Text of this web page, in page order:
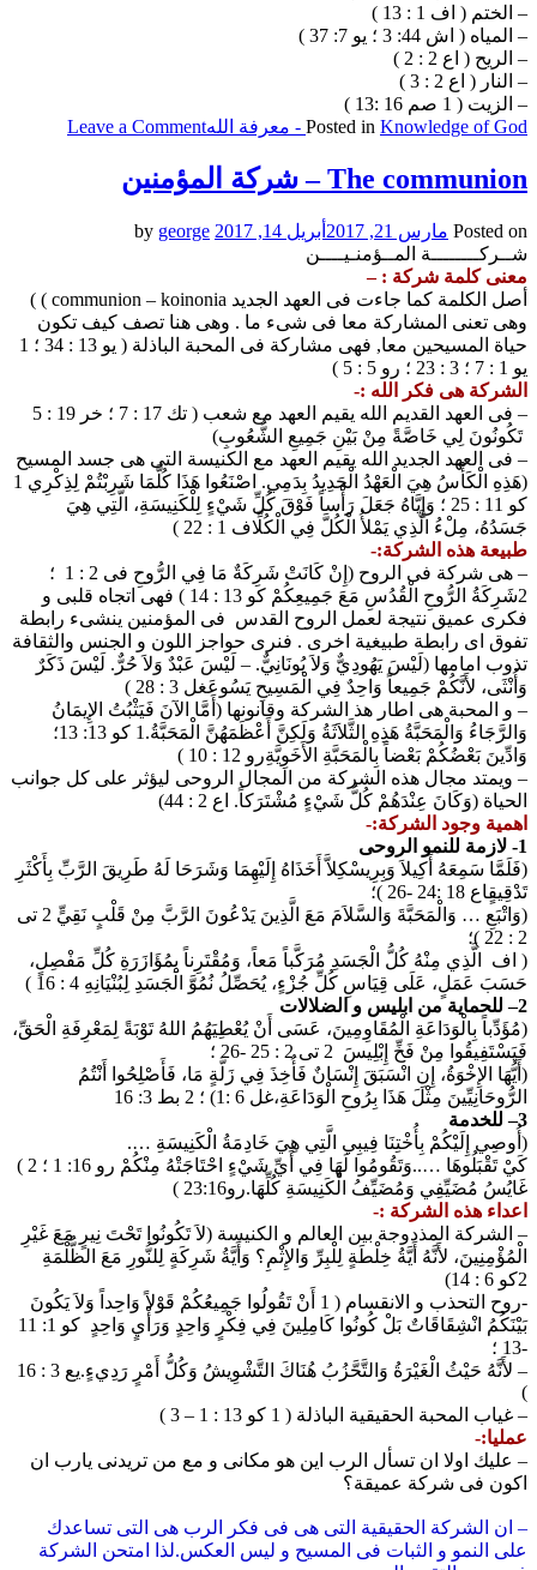
– الختم ( اف 1 : 13 )
– المياه ( اش 44: 3 ؛ يو 7: 37 )
– الريح ( اع 2 : 2 )
– النار ( اع 2 : 3 )
– الزيت ( 1 صم 16 :13 )
Posted in Knowledge of God - معرفة الله Leave a Comment
on
The communion – شركة المؤمنين
Posted on مارس 21, 2017 أبريل 14, 2017
george
شــركــــــــة المــؤمنـيــــن
معنى كلمة شركة : –
أصل الكلمة كما جاءت فى العهد الجديد communion – koinonia ) )
وهى تعنى المشاركة معا فى شىء ما . وهى هنا تصف كيف تكون
حياة المسيحين معا, فهى مشاركة فى المحبة الباذلة ( يو 13 : 34 ؛ 1
يو 1 : 7 ؛ 3 : 23 ؛ رو 5 : 5 )
الشركة هى فكر الله :-
– فى العهد القديم الله يقيم العهد مع شعب ( تك 17 : 7 ؛ خر 19 : 5
تَكُونُونَ لِي خَاصَّةً مِنْ بَيْنِ جَمِيعِ الشُّعُوبِ)
– فى العهد الجديد الله يقيم العهد مع الكنيسة التى هى جسد المسيح
(هَذِهِ الْكَأْسُ هِيَ الْعَهْدُ الْجَدِيدُ بِدَمِي. اصْنَعُوا هَذَا كُلَّمَا شَرِبْتُمْ لِذِكْرِي 1
كو 11 : 25 ؛ وَإِيَّاهُ جَعَلَ رَأْساً فَوْقَ كُلِّ شَيْءٍ لِلْكَنِيسَةِ، الَّتِي هِيَ
جَسَدُهُ، مِلْءُ الَّذِي يَمْلأُ الْكُلَّ فِي الْكُلِّاف 1 : 22 )
طبيعة هذه الشركة:-
– هى شركة فى الروح (إِنْ كَانَتْ شَرِكَةٌ مَا فِي الرُّوحِ فى 2 : 1 ؛
2شَرِكَةُ الرُّوحِ الْقُدُسِ مَعَ جَمِيعِكُمْ كو 13 : 14 ) فهى اتجاه قلبى و
فكرى عميق نتيجة لعمل الروح القدس فى المؤمنين ينشىء رابطة
تفوق اى رابطة طبيغية اخرى . فنرى حواجز اللون و الجنس والثقافة
تذوب امامها (لَيْسَ يَهُودِيٌّ وَلاَ يُونَانِيٌّ. – لَيْسَ عَبْدٌ وَلاَ حُرٌّ. لَيْسَ ذَكَرٌ
وَأُنْثَى، لأَنَّكُمْ جَمِيعاً وَاحِدٌ فِي الْمَسِيحِ يَسُوعَغل 3 : 28 )
– و المحبة هى اطار هذ الشركة وقانونها (أَمَّا الآنَ فَيَثْبُتُ الإِيمَانُ
وَالرَّجَاءُ وَالْمَحَبَّةُ هَذِهِ الثَّلاَثَةُ وَلَكِنَّ أَعْظَمَهُنَّ الْمَحَبَّةُ.1 كو 13: 13؛
وَادِّينَ بَعْضُكُمْ بَعْضاً بِالْمَحَبَّةِ الأَخَوِيَّةِرو 12 : 10 )
– ويمتد مجال هذه الشركة من المجال الروحى ليؤثر على كل جوانب
الحياة (وَكَانَ عِنْدَهُمْ كُلُّ شَيْءٍ مُشْتَرَكاً. اع 2 : 44)
اهمية وجود الشركة:-
1- لازمة للنمو الروحى
(فَلَمَّا سَمِعَهُ أَكِيلاَ وَبِرِيسْكِلاَّ أَخَذَاهُ إِلَيْهِمَا وَشَرَحَا لَهُ طَرِيقَ الرَّبِّ بِأَكْثَرِ
تَدْقِيقٍاع 18 :24 -26 )؛
(وَاتْبَعِ … وَالْمَحَبَّةَ وَالسَّلاَمَ مَعَ الَّذِينَ يَدْعُونَ الرَّبَّ مِنْ قَلْبٍ نَقِيٍّ 2 تى
2 : 22 )؛
( اف الَّذِي مِنْهُ كُلُّ الْجَسَدِ مُرَكَّباً مَعاً، وَمُقْتَرِناً بِمُؤَازَرَةِ كُلِّ مَفْصِلٍ،
حَسَبَ عَمَلٍ، عَلَى قِيَاسِ كُلِّ جُزْءٍ، يُحَصِّلُ نُمُوَّ الْجَسَدِ لِبُنْيَانِهِ 4 : 16 )
2– للحماية من ابليس و الضلالات
(مُؤَدِّباً بِالْوَدَاعَةِ الْمُقَاوِمِينَ، عَسَى أَنْ يُعْطِيَهُمُ اللهُ تَوْبَةً لِمَعْرِفَةِ الْحَقِّ،
فَيَسْتَفِيقُوا مِنْ فَخِّ إِبْلِيسَ 2 تى 2 : 25 -26 ؛
(أَيُّهَا الإِخْوَةُ، إِنِ انْسَبَقَ إِنْسَانٌ فَأُخِذَ فِي زَلَّةٍ مَا، فَأَصْلِحُوا أَنْتُمُ
الرُّوحَانِيِّينَ مِثْلَ هَذَا بِرُوحِ الْوَدَاعَةِ،غل 6 :1) ؛ 2 بط 3: 16
3– للخدمة
(أُوصِي إِلَيْكُمْ بِأُخْتِنَا فِيبِي الَّتِي هِيَ خَادِمَةُ الْكَنِيسَةِ ….
كَيْ تَقْبَلُوهَا …..وَتَقُومُوا لَهَا فِي أَيِّ شَيْءٍ احْتَاجَتْهُ مِنْكُمْ رو 16: 1 ؛ 2 )
غَايُسُ مُضَيِّفِي وَمُضَيِّفُ الْكَنِيسَةِ كُلِّهَا.رو23:16 )
اعداء هذه الشركة :-
– الشركة المذدوجة بين العالم و الكنيسة (لاَ تَكُونُوا تَحْتَ نِيرٍ مَعَ غَيْرِ
الْمُؤْمِنِينَ، لأَنَّهُ أَيَّةُ خِلْطَةٍ لِلْبِرِّ وَالإِثْمِ؟ وَأَيَّةُ شَرِكَةٍ لِلنُّورِ مَعَ الظُّلْمَةِ
2كو 6 : 14)
-روح التحذب و الانقسام ( 1 أَنْ تَقُولُوا جَمِيعُكُمْ قَوْلاً وَاحِداً وَلاَ يَكُونَ
بَيْنَكُمُ انْشِقَاقَاتٌ بَلْ كُونُوا كَامِلِينَ فِي فِكْرٍ وَاحِدٍ وَرَأْيٍ وَاحِدٍ كو 1: 11
-13 ؛
– لأَنَّهُ حَيْثُ الْغَيْرَةُ وَالتَّحَّزُبُ هُنَاكَ التَّشْوِيشُ وَكُلُّ أَمْرٍ رَدِيءٍ.يع 3 : 16
)
– غياب المحبة الحقيقية الباذلة ( 1 كو 13 : 1 – 3 )
عمليا:-
– عليك اولا ان تسأل الرب اين هو مكانى و مع من تريدنى يارب ان
اكون فى شركة عميقة؟
– ان الشركة الحقيقية التى هى فى فكر الرب هى التى تساعدك
على النمو و الثبات فى المسيح و ليس العكس.لذا امتحن الشركة